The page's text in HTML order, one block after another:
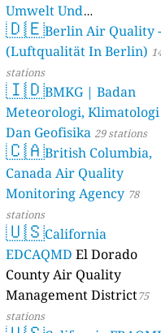
Umwelt Und
Verbraucherschutz) - LfU
46 stations
🇩🇪Berlin Air Quality -
(Luftqualität In Berlin)
stations
🇮🇩BMKG | Badan
Meteorologi, Klimatologi
Dan Geofisika 29 stations
🇨🇦British Columbia,
Canada Air Quality
Monitoring Agency 78
stations
🇺🇸California
EDCAQMD El Dorado
County Air Quality
Management District75
stations